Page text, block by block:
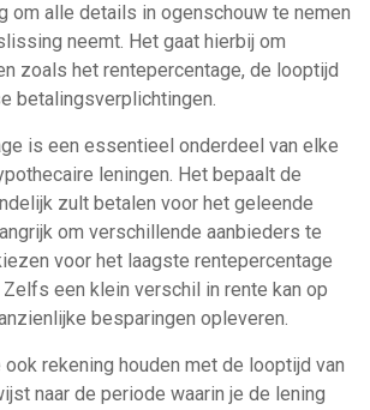
om alle details in ogenschouw te nemen
neemt. Het gaat hierbij om
zoals het rentepercentage, de looptijd
betalingsverplichtingen.
is een essentieel onderdeel van elke
leningen. Het bepaalt de
zult betalen voor het geleende
om verschillende aanbieders te
voor het laagste rentepercentage
Zelfs een klein verschil in rente kan op
besparingen opleveren.
ook rekening houden met de looptijd van
naar de periode waarin je de lening